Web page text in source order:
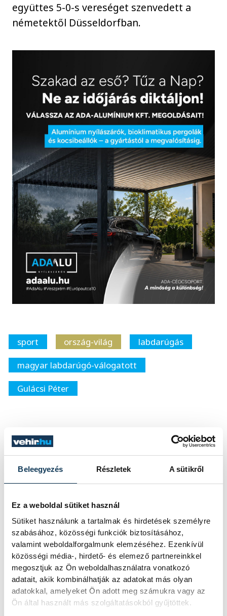
Beleegyezés Részletek A sütikről
Ez a weboldal sütiket használ
Sütiket használunk a tartalmak és hirdetések személyre
szabásához, közösségi funkciók biztosításához,
valamint weboldalforgalmunk elemzéséhez. Ezenkívül
közösségi média-, hirdető- és elemező partnereinkkel
megosztjuk az Ön weboldalhasználatra vonatkozó
adatait, akik kombinálhatják az adatokat más olyan
adatokkal, amelyeket Ön adott meg számukra vagy az
Ön által használt más szolgáltatásokból gyűjtöttek.
együttes 5-0-s vereséget szenvedett a
németektől Düsseldorfban.
sport ország-világ
labdarúgás
magyar labdarúgó-válogatott
Gulácsi Péter
SZERZŐ
vehir.hu